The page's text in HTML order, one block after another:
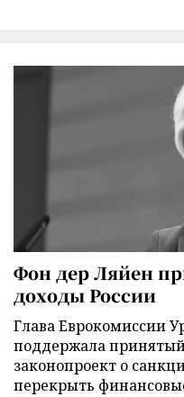
Фон дер Ляйен
доходы России
Глава Еврокомиссии
поддержала
законопроект о
перекрыть